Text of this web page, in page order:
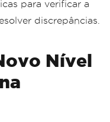
para verificar a
discrepâncias.
Nível